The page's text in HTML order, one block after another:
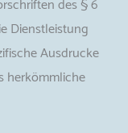
des § 6
Dienstleistung
Ausdrucke
herkömmliche